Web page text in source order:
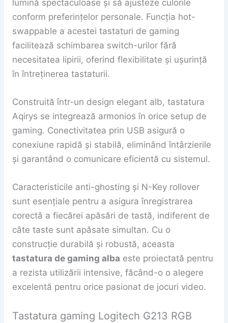
lumină spectaculoase și să ajusteze culorile
conform preferințelor personale. Funcția hot-
swappable a acestei tastaturi de gaming
facilitează schimbarea switch-urilor fără
necesitatea lipirii, oferind flexibilitate și ușurință
în întreținerea tastaturii.
Construită într-un design elegant alb, tastatura
Aqirys se integrează armonios în orice setup de
gaming. Conectivitatea prin USB asigură o
conexiune rapidă și stabilă, eliminând întârzierile
și garantând o comunicare eficientă cu sistemul.
Caracteristicile anti-ghosting și N-Key rollover
sunt esențiale pentru a asigura înregistrarea
corectă a fiecărei apăsări de tastă, indiferent de
câte taste sunt apăsate simultan. Cu o
construcție durabilă și robustă, aceasta
tastatura de gaming alba este proiectată pentru
a rezista utilizării intensive, făcând-o o alegere
excelentă pentru orice pasionat de jocuri video.
Tastatura gaming Logitech G213 RGB